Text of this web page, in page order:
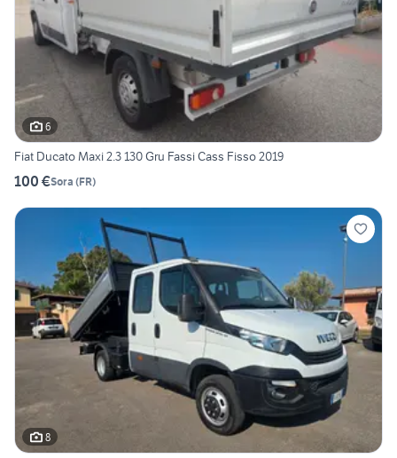
6
Fiat Ducato Maxi 2.3 130 Gru Fassi Cass Fisso 2019
100 €Sora (FR)
8